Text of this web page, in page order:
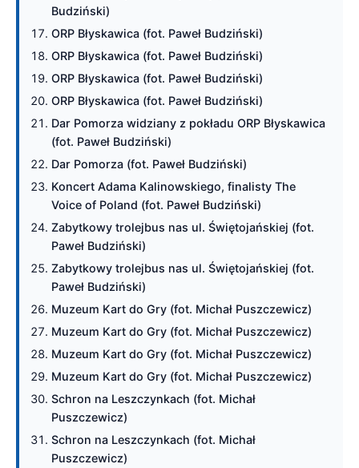
Budziński)
ORP Błyskawica (fot. Paweł Budziński)
ORP Błyskawica (fot. Paweł Budziński)
ORP Błyskawica (fot. Paweł Budziński)
ORP Błyskawica (fot. Paweł Budziński)
Dar Pomorza widziany z pokładu ORP Błyskawica
(fot. Paweł Budziński)
Dar Pomorza (fot. Paweł Budziński)
Koncert Adama Kalinowskiego, finalisty The
Voice of Poland (fot. Paweł Budziński)
Zabytkowy trolejbus nas ul. Świętojańskiej (fot.
Paweł Budziński)
Zabytkowy trolejbus nas ul. Świętojańskiej (fot.
Paweł Budziński)
Muzeum Kart do Gry (fot. Michał Puszczewicz)
Muzeum Kart do Gry (fot. Michał Puszczewicz)
Muzeum Kart do Gry (fot. Michał Puszczewicz)
Muzeum Kart do Gry (fot. Michał Puszczewicz)
Schron na Leszczynkach (fot. Michał
Puszczewicz)
Schron na Leszczynkach (fot. Michał
Puszczewicz)